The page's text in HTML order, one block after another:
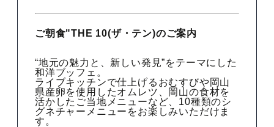
ご朝食"THE 10(ザ・テン)のご案内
“地元の魅力と、新しい発見”をテーマにした
和洋ブッフェ。
ライブキッチンで仕上げるおむすびや岡山
県産卵を使用したオムレツ、岡山の食材を
活かしたご当地メニューなど、10種類のシ
グネチャーメニューをお楽しみいただけま
す。